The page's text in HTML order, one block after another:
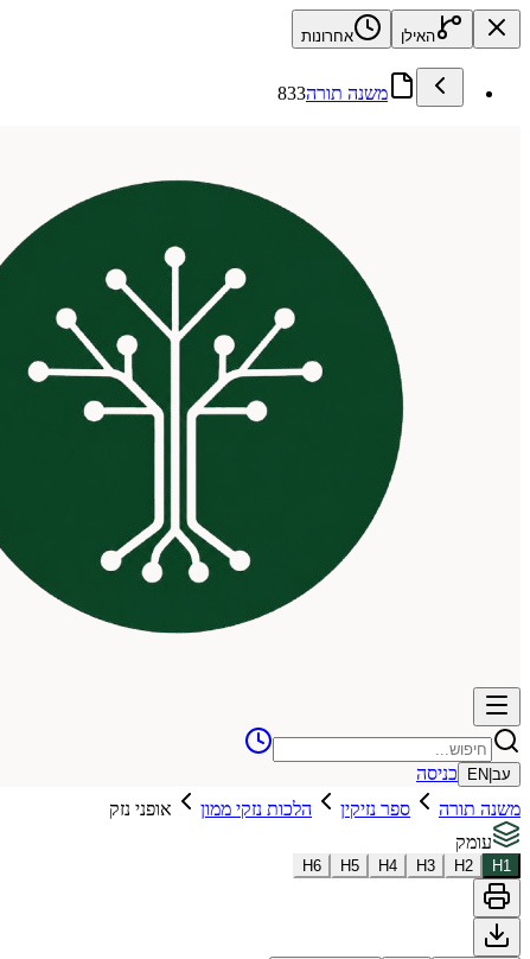
האילן אחרונות
משנה תורה833
עב EN
כניסה
משנה תורה
ספר נזיקין הלכות נזקי ממון
אופני נזק
עומק
H1
H2
H3
H4
H5
H6